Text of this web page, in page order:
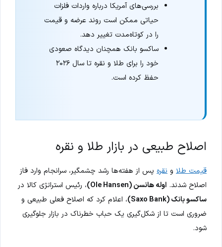
بررسی‌های آمریکا درباره واردات فلزات
حیاتی ممکن است روند عرضه و قیمت
را در کوتاه‌مدت تغییر دهد.
ساکسو بانک همچنان دیدگاه صعودی
خود را برای طلا و نقره تا سال ۲۰۲۶
حفظ کرده است.
اصلاح طبیعی در بازار طلا و نقره
قیمت طلا و نقره پس از هفته‌ها رشد چشمگیر، سرانجام وارد فاز
اصلاح شدند. اوله هانسن (Ole Hansen)
، رئیس استراتژی کالا در
ساکسو بانک (Saxo Bank)
، اعلام کرد که اصلاح فعلی طبیعی و
ضروری است تا از شکل‌گیری یک حباب خطرناک در بازار جلوگیری
شود.